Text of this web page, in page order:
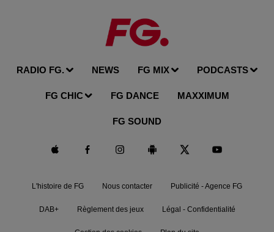
RADIO FG. NEWS FG MIX PODCASTS
FG CHIC FG DANCE MAXXIMUM
FG SOUND
L'histoire de FG Nous contacter Publicité - Agence FG
DAB+ Règlement des jeux Légal - Confidentialité